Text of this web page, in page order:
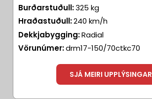
Burðarstuðull:325 kg
Hraðastuðull:240 km/h
Dekkjabygging:Radial
Vörunúmer:drm17-150/70ctkc70
SJÁ MEIRI UPPLÝSINGAR